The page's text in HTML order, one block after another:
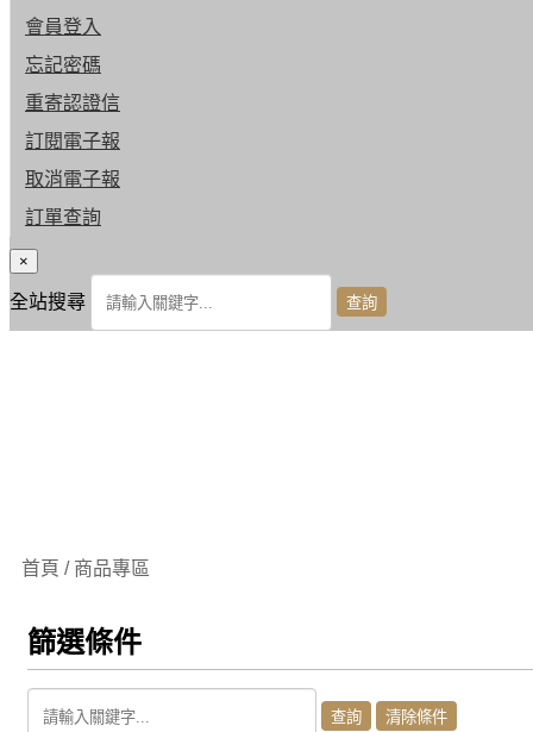
會員登入
忘記密碼
重寄認證信
訂閱電子報
取消電子報
訂單查詢
×
全站搜尋
首頁 / 商品專區
篩選條件